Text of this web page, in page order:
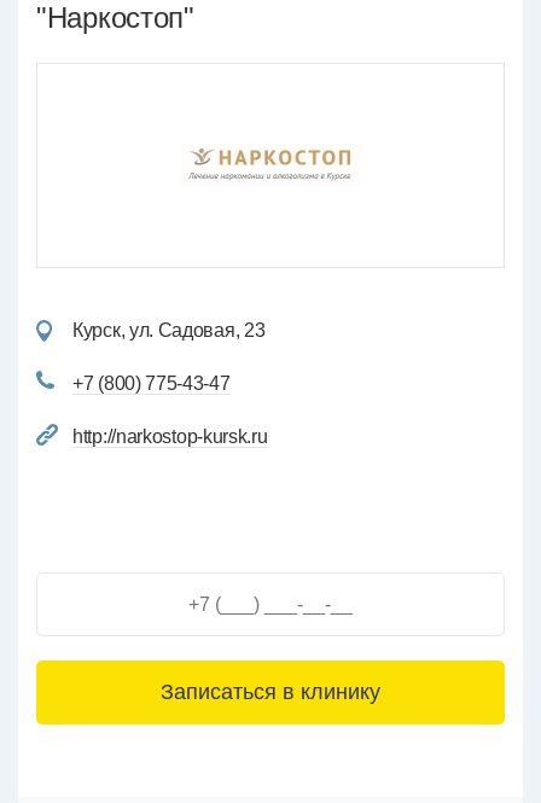
"Наркостоп"
Курск, ул. Садовая, 23
+7 (800) 775-43-47
http://narkostop-kursk.ru
3+6=